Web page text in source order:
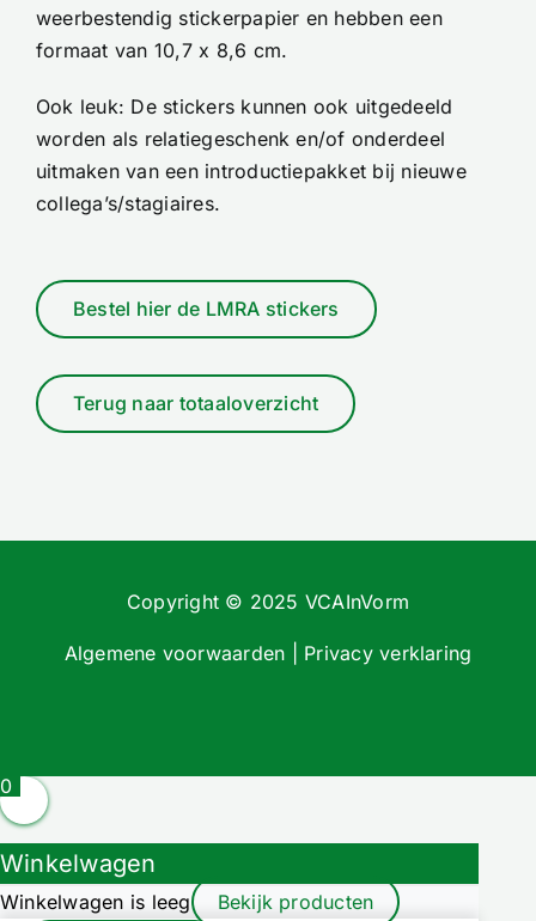
weerbestendig stickerpapier en hebben een
formaat van 10,7 x 8,6 cm.
Ook leuk: De stickers kunnen ook uitgedeeld
worden als relatiegeschenk en/of onderdeel
uitmaken van een introductiepakket bij nieuwe
collega’s/stagiaires.
Bestel hier de LMRA stickers
Terug naar totaaloverzicht
Copyright © 2025 VCAInVorm
Algemene voorwaarden Privacy verklaring
0
Winkelwagen
Winkelwagen is leeg Bekijk producten